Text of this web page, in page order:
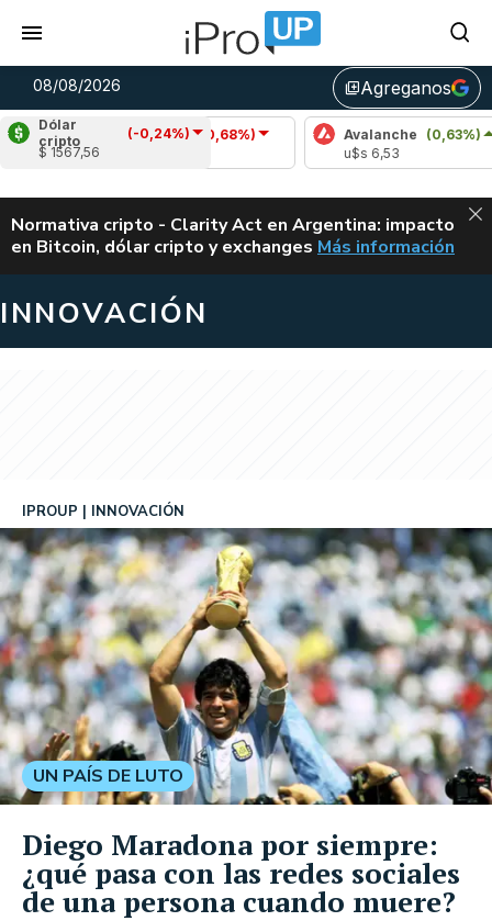
08/08/2026 library_addAgreganos
Dólar
cripto
(-0,24%)
$ 1567,56
Cardano
(-0,68%)
u$s 0,20
Avalanche (0,63%)
ALERTA
Normativa cripto - Clarity Act en Argentina: impacto
en Bitcoin, dólar cripto y exchanges CLARITY ACT EN
Más información
INNOVACIÓN
IPROUP INNOVACIÓN
UN PAÍS DE LUTO
Diego Maradona por siempre:
¿qué pasa con las redes sociales
de una persona cuando muere?